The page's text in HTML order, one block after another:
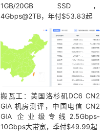
1GB/20GB SSD，
4Gbps@2TB，年付$53.83起
搬瓦工：美国洛杉矶DC6 CN2
GIA 机房测评，中国电信 CN2
GIA 企业级专线2.5Gbps-
10Gbps大带宽，季付$49.99起